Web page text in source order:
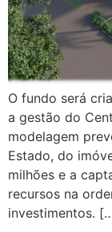
O fundo será
a gestão do
modelagem
Estado, do
milhões e a
recursos na
investimentos.